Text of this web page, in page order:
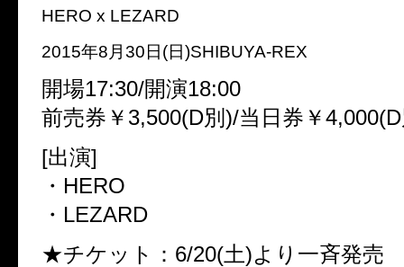
HERO x LEZARD
2015年8月30日(日)SHIBUYA-REX
開場17:30/開演18:00
前売券￥3,500(D別)/当日券￥
[出演]
・HERO
・LEZARD
★チケット：6/20(土)より一斉発売